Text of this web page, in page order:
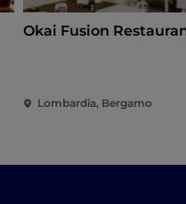
Okai Fusion
Lombardia, Bergamo